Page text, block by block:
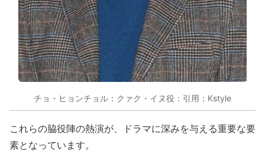
チョ・ヒョンチョル：クァク・イヌ役：引用：Kstyle
これらの脇役陣の熱演が、ドラマに深みを与える重要な要
素となっています。